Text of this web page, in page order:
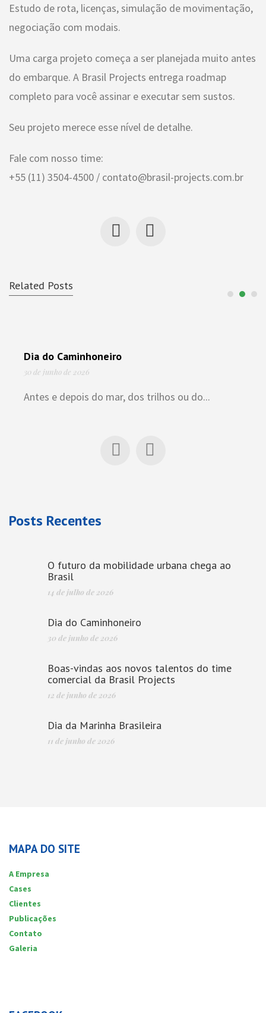
Estudo de rota, licenças, simulação de movimentação,
negociação com modais.
Uma carga projeto começa a ser planejada muito antes
do embarque. A Brasil Projects entrega roadmap
completo para você assinar e executar sem sustos.
Seu projeto merece esse nível de detalhe.
Fale com nosso time:
+55 (11) 3504-4500 / contato@brasil-projects.com.br
Related Posts
Dia do Caminhoneiro
30 de junho de 2026
Antes e depois do mar, dos trilhos ou do...
Posts Recentes
O futuro da mobilidade urbana chega ao
Brasil
14 de julho de 2026
Dia do Caminhoneiro
30 de junho de 2026
Boas-vindas aos novos talentos do time
comercial da Brasil Projects
12 de junho de 2026
Dia da Marinha Brasileira
11 de junho de 2026
MAPA DO SITE
A Empresa
Cases
Clientes
Publicações
Contato
Galeria